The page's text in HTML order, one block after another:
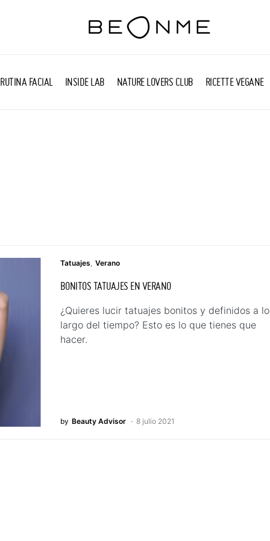
RUTINA FACIAL INSIDE LAB NATURE LOVERS CLUB RICETTE VEGANE
Tatuajes Verano
BONITOS TATUAJES EN VERANO
¿Quieres lucir tatuajes bonitos y definidos a lo
largo del tiempo? Esto es lo que tienes que
hacer.
by Beauty Advisor 8 julio 2021